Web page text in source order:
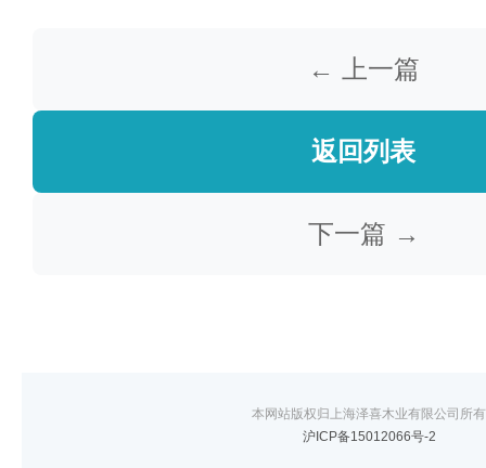
← 上一篇
返回列表
下一篇 →
本网站版权归上海泽喜木业有限公司所有
沪ICP备15012066号-2